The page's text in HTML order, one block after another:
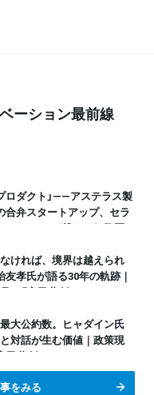
ーション最前線
ロダクト」——アステラス製
合弁スタートアップ、セラ
サイエンスが挑む、細胞医
づくり革命
ければ、境界は越えられ
友孝氏が語る30年の軌跡｜
る『官民共創のイノベーシ
大公約数。ヒャダイン氏
対話が生む価値｜政策現
民共創のイノベーション』
をみる